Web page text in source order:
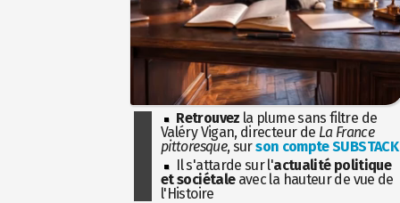
Retrouvez la plume sans filtre de
Valéry Vigan, directeur de La France
pittoresque, surson compte SUBSTACK
Il s'attarde sur l'actualité politique
et sociétaleavec la hauteur de vue de
l'Histoire